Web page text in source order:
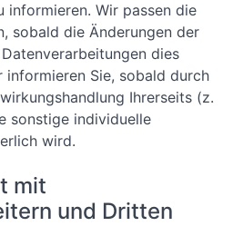
informieren. Wir passen die
sobald die Änderungen der
dies
Sie, sobald durch
Ihrerseits (z.
sonstige individuelle
wird.
mit
und Dritten